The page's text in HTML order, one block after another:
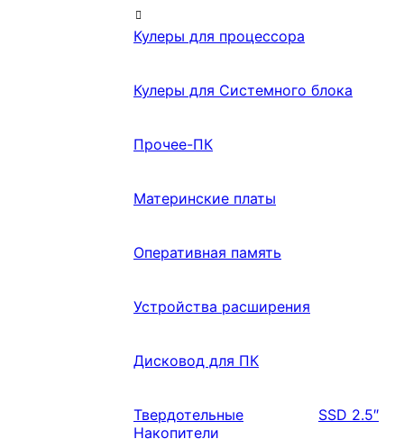
Кулеры для процессора
Кулеры для Системного блока
Прочее-ПК
Материнские платы
Оперативная память
Устройства расширения
Дисковод для ПК
Твердотельные
Накопители
SSD 2.5″